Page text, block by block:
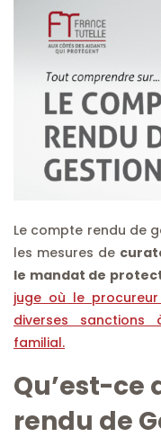
Le compte rendu de
les mesures de
le mandat de
juge où le
diverses sanctions
familial.
Qu’est-ce
rendu de